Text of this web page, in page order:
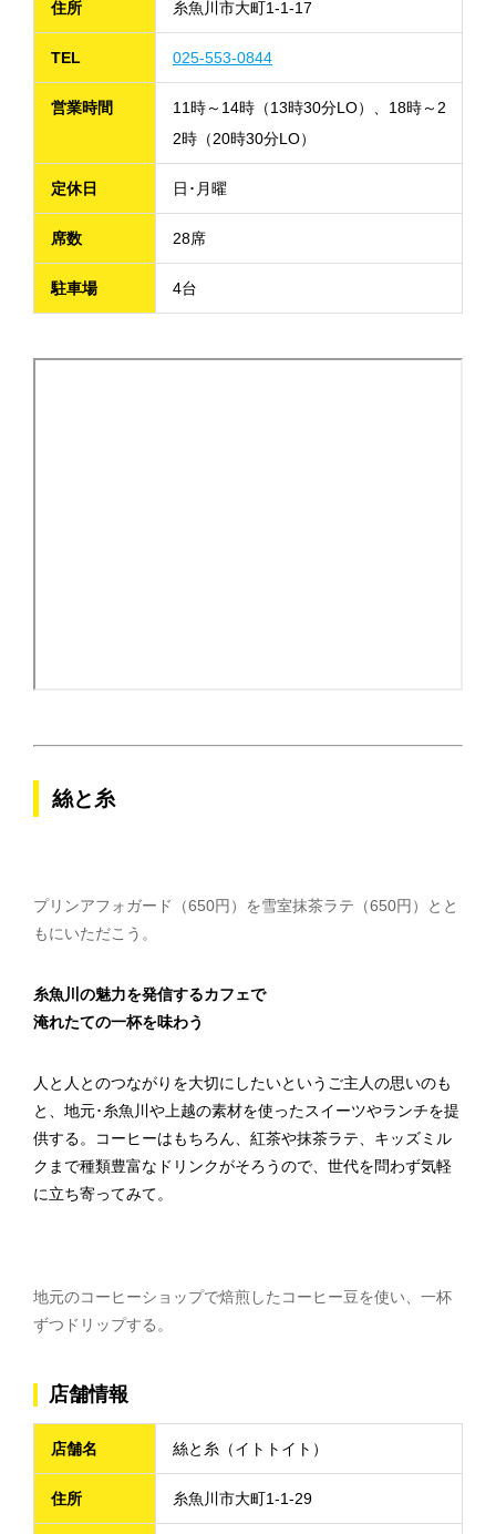
住所 糸魚川市大町1-1-17
TEL 025-553-0844
営業時間
11時～14時（13時30分LO）、18時～2
2時（20時30分LO）
定休日 日･月曜
席数 28席
駐車場 4台
絲と糸
プリンアフォガード（650円）を雪室抹茶ラテ（650円）とと
もにいただこう。
糸魚川の魅力を発信するカフェで
淹れたての一杯を味わう
人と人とのつながりを大切にしたいというご主人の思いのも
と、地元･糸魚川や上越の素材を使ったスイーツやランチを提
供する。コーヒーはもちろん、紅茶や抹茶ラテ、キッズミル
クまで種類豊富なドリンクがそろうので、世代を問わず気軽
に立ち寄ってみて。
地元のコーヒーショップで焙煎したコーヒー豆を使い、一杯
ずつドリップする。
店舗情報
店舗名 絲と糸（イトトイト）
住所 糸魚川市大町1-1-29